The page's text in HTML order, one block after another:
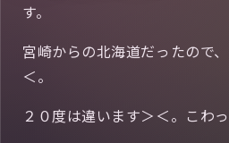
す。
宮崎からの北海道だったので
＜。
２０度は違います＞＜。こわっ